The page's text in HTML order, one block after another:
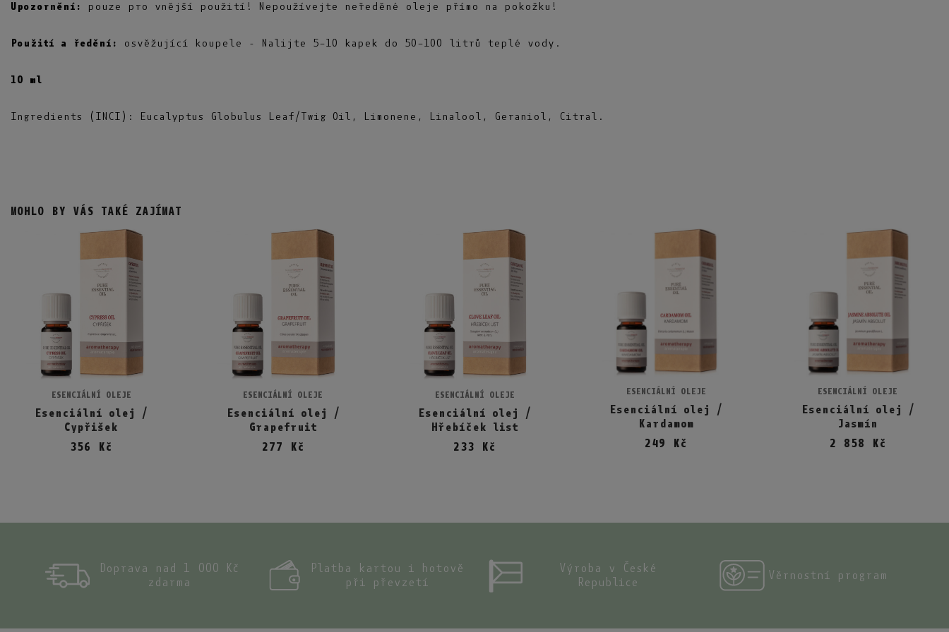
Upozornění: pouze pro vnější použití! Nepoužívejte neředěné oleje přímo na pokožku!
Použití a ředění: osvěžující koupele - Nalijte 5–10 kapek do 50–100 litrů teplé vody.
10 ml
Ingredients (INCI): Eucalyptus Globulus Leaf/Twig Oil, Limonene, Linalool, Geraniol, Citral.
MOHLO BY VÁS TAKÉ ZAJÍMAT
Přidat do košíku
ESENCIÁLNÍ OLEJE
Esenciální olej /
Cypřišek
356 Kč
Přidat do košíku
ESENCIÁLNÍ OLEJE
Esenciální olej /
Grapefruit
277 Kč
Přidat do košíku
ESENCIÁLNÍ OLEJE
Esenciální olej /
Hřebíček list
233 Kč
Přidat do košíku
ESENCIÁLNÍ OLEJE
Esenciální olej /
Kardamom
249 Kč
Přidat do košíku
ESENCIÁLNÍ OLEJE
Esenciální olej /
Jasmín
2 858 Kč
Doprava nad 1 000 Kč
zdarma
Platba kartou i hotově
při převzetí
Výroba v České
Republice
Věrnostní program